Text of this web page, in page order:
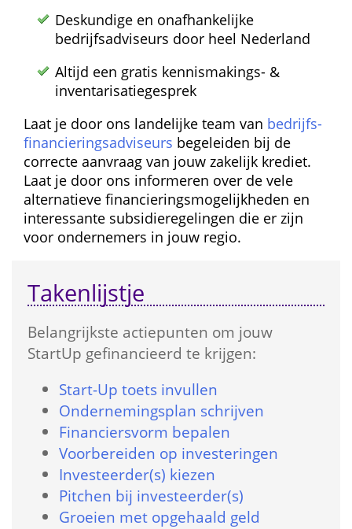
Deskundige en onafhankelijke
bedrijfsadviseurs door heel Nederland
Altijd een gratis kennismakings- &
inventarisatie­gesprek
Laat je door ons landelijke team van bedrijfs­
financierings­adviseurs begeleiden bij de
correcte aanvraag van jouw zakelijk krediet.
Laat je door ons informeren over de vele
alternatieve financierings­mogelijkheden en
interessante subsidie­regelingen die er zijn
voor ondernemers in jouw regio.
Takenlijstje
Belangrijkste actie­punten om jouw
StartUp gefinancieerd te krijgen:
Start-Up toets in­vullen
Onder­nemings­plan schrijven
Financiers­vorm bepalen
Voorbereiden op investeringen
Investeerder(s) kiezen
Pitchen bij investeerder(s)
Groeien met opgehaald geld